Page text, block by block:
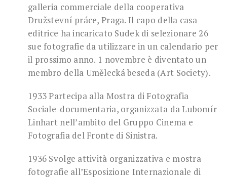
galleria commerciale della cooperativa
Družstevní práce, Praga. Il capo della casa
editrice ha incaricato Sudek di selezionare 26
sue fotografie da utilizzare in un calendario per
il prossimo anno. 1 novembre è diventato un
membro della Umělecká beseda (Art Society).
1933 Partecipa alla Mostra di Fotografia
Sociale-documentaria, organizzata da Lubomír
Linhart nell’ambito del Gruppo Cinema e
Fotografia del Fronte di Sinistra.
1936 Svolge attività organizzativa e mostra
fotografie all’Esposizione Internazionale di